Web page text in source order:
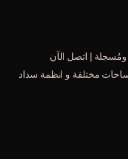
ومُسجلة | اتصل الآن
مختلفة و انظمة سداد